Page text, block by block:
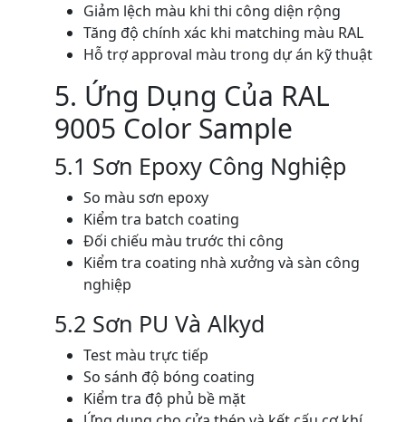
Giảm lệch màu khi thi công diện rộng
Tăng độ chính xác khi matching màu RAL
Hỗ trợ approval màu trong dự án kỹ thuật
5. Ứng Dụng Của RAL
9005 Color Sample
5.1 Sơn Epoxy Công Nghiệp
So màu sơn epoxy
Kiểm tra batch coating
Đối chiếu màu trước thi công
Kiểm tra coating nhà xưởng và sàn công
nghiệp
5.2 Sơn PU Và Alkyd
Test màu trực tiếp
So sánh độ bóng coating
Kiểm tra độ phủ bề mặt